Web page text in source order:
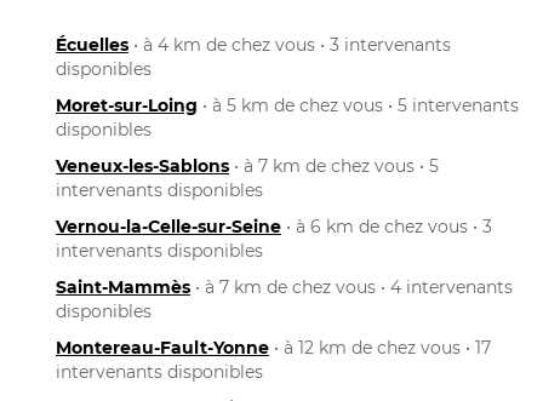
Écuelles • à 4 km de chez vous • 3 intervenants
disponibles
Moret-sur-Loing • à 5 km de chez vous • 5 intervenants
disponibles
Veneux-les-Sablons • à 7 km de chez vous • 5
intervenants disponibles
Vernou-la-Celle-sur-Seine • à 6 km de chez vous • 3
intervenants disponibles
Saint-Mammès • à 7 km de chez vous • 4 intervenants
disponibles
Montereau-Fault-Yonne • à 12 km de chez vous • 17
intervenants disponibles